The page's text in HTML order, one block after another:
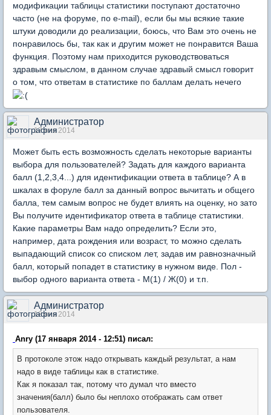
модификации таблицы статистики поступают достаточно
часто (не на форуме, по e-mail), если бы мы всякие такие
штуки доводили до реализации, боюсь, что Вам это очень не
понравилось бы, так как и другим может не понравится Ваша
функция. Поэтому нам приходится руководствоваться
здравым смыслом, в данном случае здравый смысл говорит
о том, что ответам в статистике по баллам делать нечего
Администратор
17 янв 2014
Может быть есть возможность сделать некоторые варианты
выбора для пользователей? Задать для каждого варианта
балл (1,2,3,4...) для идентификации ответа в таблице? А в
шкалах в форуле балл за данный вопрос вычитать и общего
балла, тем самым вопрос не будет влиять на оценку, но зато
Вы получите идентификатор ответа в таблице статистики.
Какие параметры Вам надо определить? Если это,
например, дата рождения или возраст, то можно сделать
выпадающий список со списком лет, задав им равнозначный
балл, который попадет в статистику в нужном виде. Пол -
выбор одного варианта ответа - М(1) / Ж(0) и т.п.
Администратор
18 янв 2014
Anry (17 января 2014 - 12:51) писал:
В протоколе этож надо открывать каждый результат, а нам
надо в виде таблицы как в статистике.
Как я показал так, потому что думал что вместо
значения(балл) было бы неплохо отображать сам ответ
пользователя.